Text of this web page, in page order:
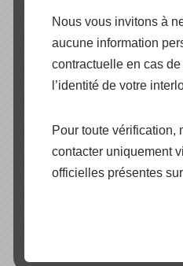
Nous vous invitons à
aucune information
contractuelle en cas
l’identité de votre
Pour toute vérification,
contacter uniquement
officielles présentes